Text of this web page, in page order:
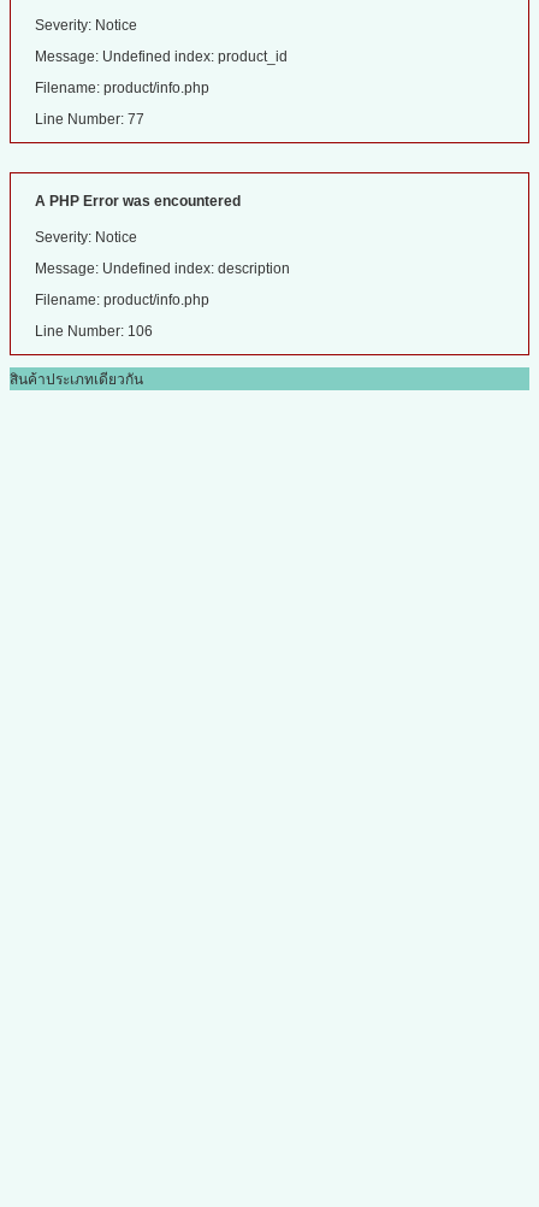
Severity: Notice
Message: Undefined index: product_id
Filename: product/info.php
Line Number: 77
A PHP Error was encountered
Severity: Notice
Message: Undefined index: description
Filename: product/info.php
Line Number: 106
สินค้าประเภทเดียวกัน